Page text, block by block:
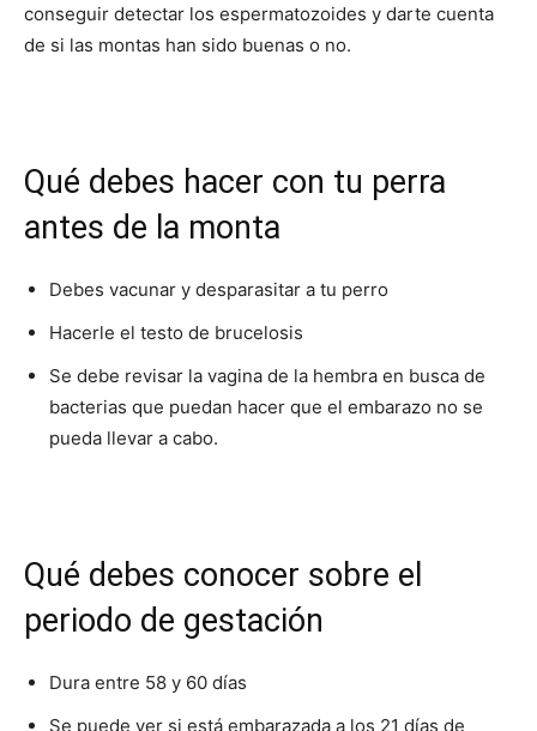
conseguir detectar los espermatozoides y darte cuenta
de si las montas han sido buenas o no.
Qué debes hacer con tu perra
antes de la monta
Debes vacunar y desparasitar a tu perro
Hacerle el testo de brucelosis
Se debe revisar la vagina de la hembra en busca de
bacterias que puedan hacer que el embarazo no se
pueda llevar a cabo.
Qué debes conocer sobre el
periodo de gestación
Dura entre 58 y 60 días
Se puede ver si está embarazada a los 21 días de